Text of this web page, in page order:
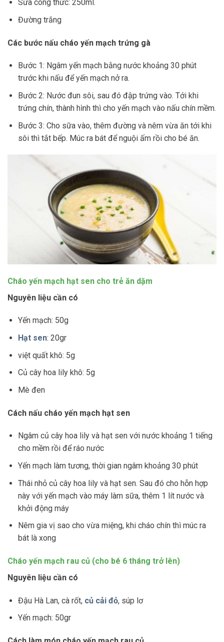
Sữa công thức: 250ml.
Đường trắng
Các bước nấu cháo yến mạch trứng gà
Bước 1: Ngâm yến mạch bằng nước khoảng 30 phút
trước khi nấu để yến mạch nở ra.
Bước 2: Nước đun sôi, sau đó đập trứng vào. Tới khi
trứng chín, thành hình thì cho yến mạch vào nấu chín mềm.
Bước 3: Cho sữa vào, thêm đường và nêm vừa ăn tới khi
sôi thì tắt bếp. Múc ra bát để nguội ấm rồi cho bé ăn.
Cháo yến mạch hạt sen cho trẻ ăn dặm
Nguyên liệu cần có
Yến mạch: 50g
Hạt sen: 20gr
việt quất khô: 5g
Củ cây hoa lily khô: 5g
Mè đen
Cách nấu cháo yến mạch hạt sen
Ngâm củ cây hoa lily và hạt sen với nước khoảng 1 tiếng
cho mềm rồi để ráo nước
Yến mạch làm tương, thời gian ngâm khoảng 30 phút
Thái nhỏ củ cây hoa lily và hạt sen. Sau đó cho hỗn hợp
này với yến mạch vào máy làm sữa, thêm 1 lít nước và
khởi động máy
Nêm gia vị sao cho vừa miệng, khi cháo chín thì múc ra
bát là xong
Cháo yến mạch rau củ (cho bé 6 tháng trở lên)
Nguyên liệu cần có
Đậu Hà Lan, cà rốt, củ cải đỏ, súp lơ
Yến mạch: 50gr